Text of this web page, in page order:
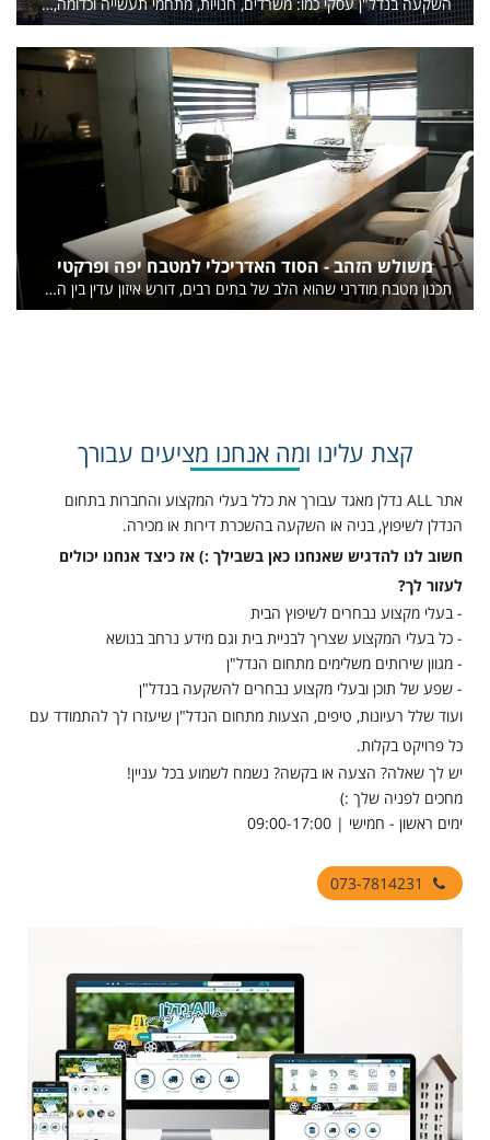
משולש הזהב - הסוד האדריכלי למטבח יפה ופרקטי
תכנון מטבח מודרני שהוא הלב של בתים רבים, דורש איזון עדין בין החזון האסתטי שאנו מעוניינים בו לבין הדרישות הפונקציונאליות שהינן החשובות ביותר ביום יום. המפתח לגישור על הפער בין היופי לפרקטיקה טמון ביישום מושכל של משולש הזהב.
קצת עלינו ומה אנחנו מציעים עבורך
אתר ALL נדלן מאגד עבורך את כלל בעלי המקצוע והחברות בתחום
הנדלן לשיפוץ, בניה או השקעה בהשכרת דירות או מכירה.
חשוב לנו להדגיש שאנחנו כאן בשבילך :) אז כיצד אנחנו יכולים
לעזור לך?
- בעלי מקצוע נבחרים לשיפוץ הבית
- כל בעלי המקצוע שצריך לבניית בית וגם מידע נרחב בנושא
- מגוון שירותים משלימים מתחום הנדל"ן
- שפע של תוכן ובעלי מקצוע נבחרים להשקעה בנדל"ן
ועוד שלל רעיונות, טיפים, הצעות מתחום הנדל"ן שיעזרו לך להתמודד עם
כל פרויקט בקלות.
יש לך שאלה? הצעה או בקשה? נשמח לשמוע בכל עניין!
מחכים לפניה שלך :)
ימים ראשון - חמישי | 09:00-17:00